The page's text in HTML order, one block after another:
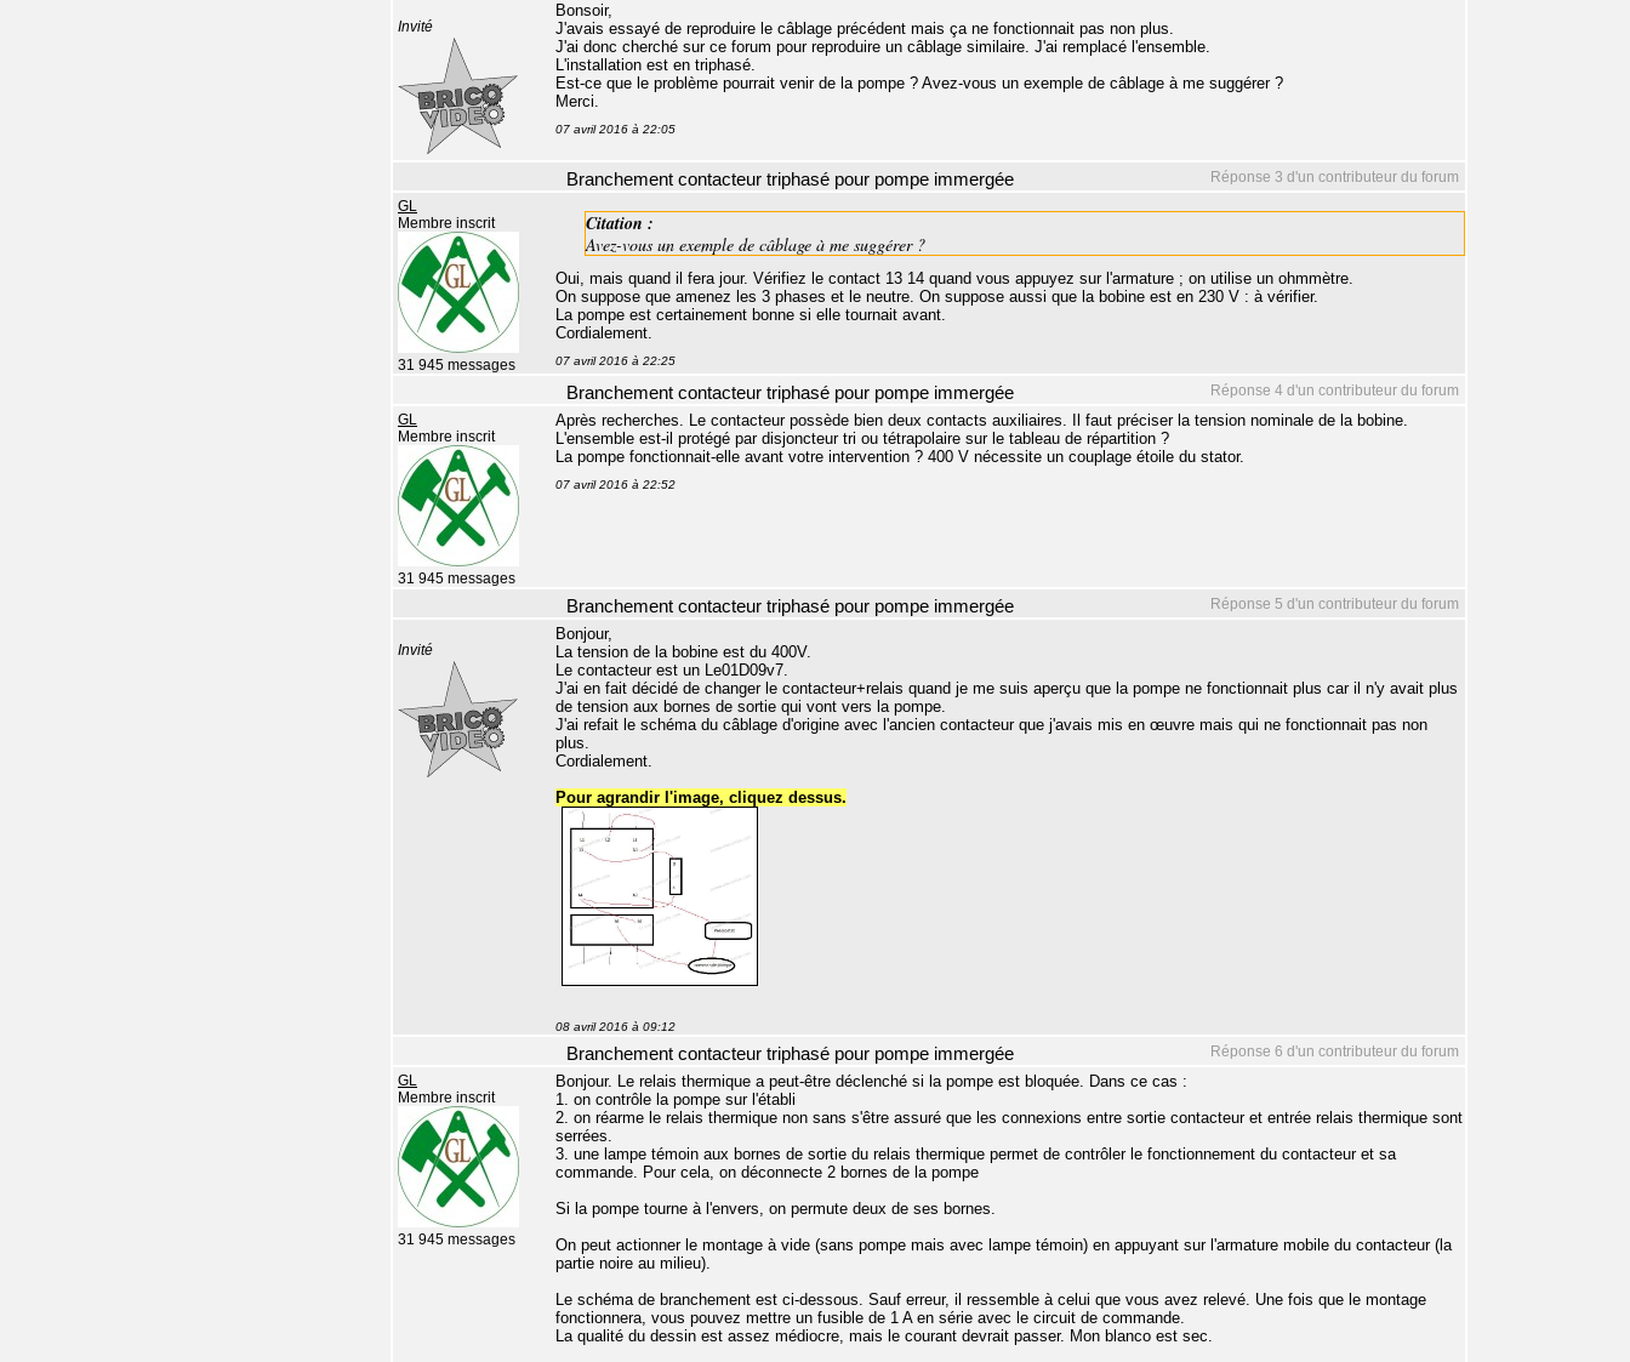
Invité
Bonsoir,
J'avais essayé de reproduire le câblage précédent mais ça ne fonctionnait pas non plus.
J'ai donc cherché sur ce forum pour reproduire un câblage similaire. J'ai remplacé l'ensemble.
L'installation est en triphasé.
Est-ce que le problème pourrait venir de la pompe ? Avez-vous un exemple de câblage à me suggérer ?
Merci.
07 avril 2016 à 22:05
Réponse 3 d'un contributeur du forum
Branchement contacteur triphasé pour pompe immergée
GL
Membre inscrit
31 945 messages
Citation :
Avez-vous un exemple de câblage à me suggérer ?
Oui, mais quand il fera jour. Vérifiez le contact 13 14 quand vous appuyez sur l'armature ; on utilise un ohmmètre.
On suppose que amenez les 3 phases et le neutre. On suppose aussi que la bobine est en 230 V : à vérifier.
La pompe est certainement bonne si elle tournait avant.
Cordialement.
07 avril 2016 à 22:25
Réponse 4 d'un contributeur du forum
Branchement contacteur triphasé pour pompe immergée
GL
Membre inscrit
31 945 messages
Après recherches. Le contacteur possède bien deux contacts auxiliaires. Il faut préciser la tension nominale de la bobine.
L'ensemble est-il protégé par disjoncteur tri ou tétrapolaire sur le tableau de répartition ?
La pompe fonctionnait-elle avant votre intervention ? 400 V nécessite un couplage étoile du stator.
07 avril 2016 à 22:52
Réponse 5 d'un contributeur du forum
Branchement contacteur triphasé pour pompe immergée
Invité
Bonjour,
La tension de la bobine est du 400V.
Le contacteur est un Le01D09v7.
J'ai en fait décidé de changer le contacteur+relais quand je me suis aperçu que la pompe ne fonctionnait plus car il n'y avait plus
de tension aux bornes de sortie qui vont vers la pompe.
J'ai refait le schéma du câblage d'origine avec l'ancien contacteur que j'avais mis en œuvre mais qui ne fonctionnait pas non
plus.
Cordialement.
Pour agrandir l'image, cliquez dessus.
08 avril 2016 à 09:12
Réponse 6 d'un contributeur du forum
Branchement contacteur triphasé pour pompe immergée
GL
Membre inscrit
31 945 messages
Bonjour. Le relais thermique a peut-être déclenché si la pompe est bloquée. Dans ce cas :
1. on contrôle la pompe sur l'établi
2. on réarme le relais thermique non sans s'être assuré que les connexions entre sortie contacteur et entrée relais thermique sont
serrées.
3. une lampe témoin aux bornes de sortie du relais thermique permet de contrôler le fonctionnement du contacteur et sa
commande. Pour cela, on déconnecte 2 bornes de la pompe
Si la pompe tourne à l'envers, on permute deux de ses bornes.
On peut actionner le montage à vide (sans pompe mais avec lampe témoin) en appuyant sur l'armature mobile du contacteur (la
partie noire au milieu).
Le schéma de branchement est ci-dessous. Sauf erreur, il ressemble à celui que vous avez relevé. Une fois que le montage
fonctionnera, vous pouvez mettre un fusible de 1 A en série avec le circuit de commande.
La qualité du dessin est assez médiocre, mais le courant devrait passer. Mon blanco est sec.